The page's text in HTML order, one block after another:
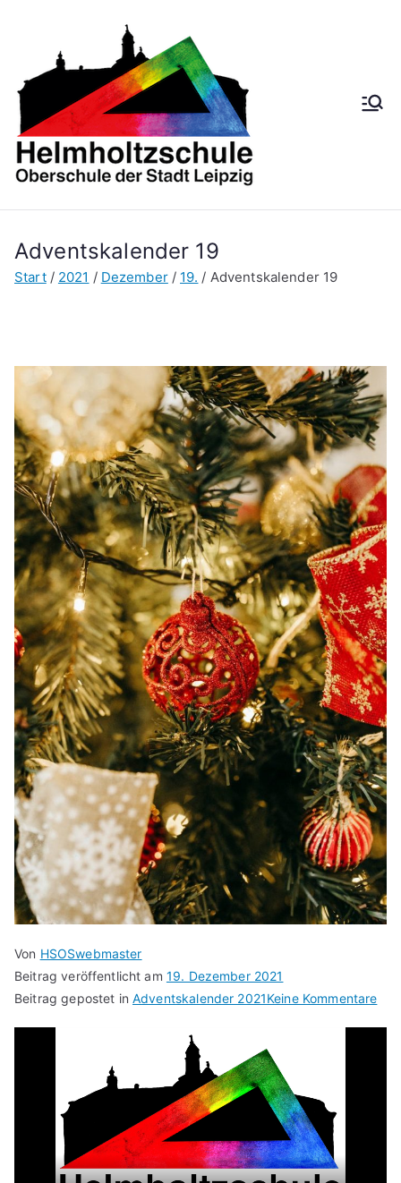
springen
ule
Adventskalender 19
Start 2021 Dezember 19. Adventskalender 19
Von HSOSwebmaster
Beitrag veröffentlicht am 19. Dezember 2021
Beitrag gepostet inAdventskalender 2021Keine Kommentarezu